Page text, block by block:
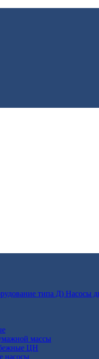
Насосы
массы
ЦН
насосы